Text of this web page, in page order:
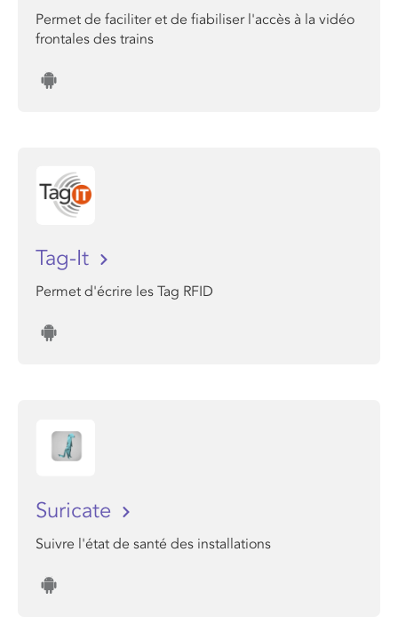
Permet de faciliter et de fiabiliser l'accès à la vidéo
frontales des trains
Tag-It
Permet d'écrire les Tag RFID
Suricate
Suivre l'état de santé des installations